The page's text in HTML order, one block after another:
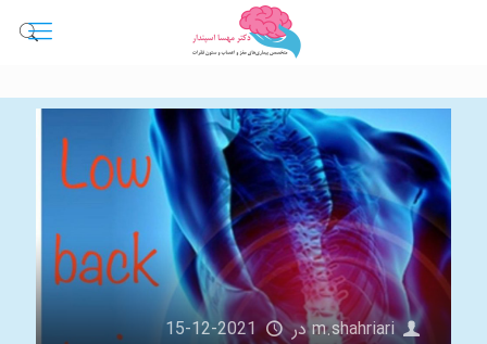
m.shahriari در
2021-12-15